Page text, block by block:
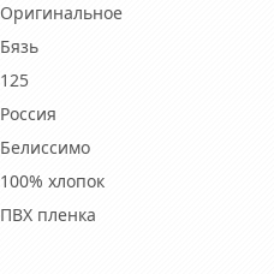
Оригинальное
Бязь
125
Россия
Белиссимо
100% хлопок
ПВХ пленка